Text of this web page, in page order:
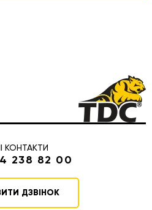
КОНТАКТИ
238 82 00
ДЗВІНОК